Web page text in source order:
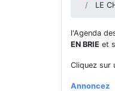
LE
l'Agenda
EN BRIE et
Cliquez sur
Annoncez